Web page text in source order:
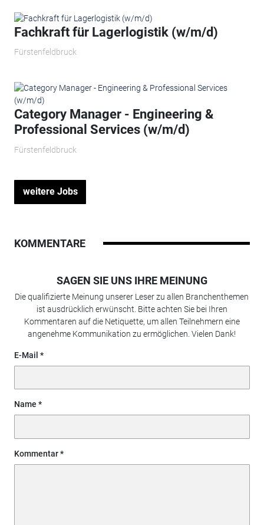
Fachkraft für Lagerlogistik (w/m/d)
Fürstenfeldbruck
Category Manager - Engineering &
Professional Services (w/m/d)
Fürstenfeldbruck
weitere Jobs
KOMMENTARE
SAGEN SIE UNS IHRE MEINUNG
Die qualifizierte Meinung unserer Leser zu allen Branchenthemen
ist ausdrücklich erwünscht. Bitte achten Sie bei Ihren
Kommentaren auf die Netiquette, um allen Teilnehmern eine
angenehme Kommunikation zu ermöglichen. Vielen Dank!
E-Mail
Name
Kommentar